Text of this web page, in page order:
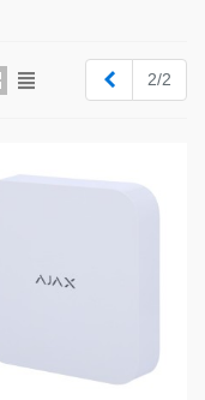
Anterior
2/2